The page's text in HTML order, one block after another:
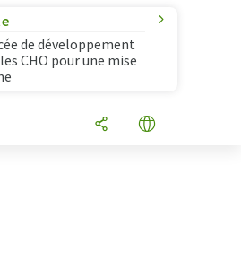
de développement
CHO pour une mise